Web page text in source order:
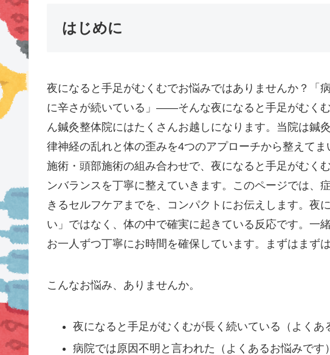
はじめに
夜になると手足がむくむでお悩みではありませんか？「
に辛さが続いている」——そんな夜になると手足がむく
ん鍼灸整体院にはたくさんお越しになります。当院は鍼
律神経の乱れと体の歪みを4つのアプローチから整えて
施術・頭部施術の組み合わせで、夜になると手足がむく
ンバランスを丁寧に整えていきます。このページでは、
きるセルフケアまでを、コンパクトにお伝えします。夜
い」ではなく、体の中で確実に起きている反応です。一
お一人ずつ丁寧にお時間を確保しています。まずはまず
こんなお悩み、ありませんか。
夜になると手足がむくむが長く続いている（よくあ
病院では原因不明と言われた（よくあるお悩みです）